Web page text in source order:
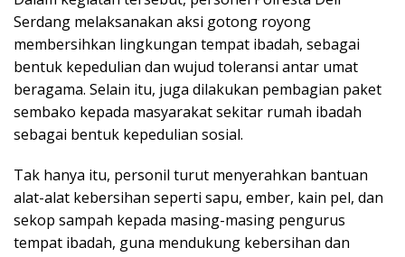
Serdang melaksanakan aksi gotong royong
membersihkan lingkungan tempat ibadah, sebagai
bentuk kepedulian dan wujud toleransi antar umat
beragama. Selain itu, juga dilakukan pembagian paket
sembako kepada masyarakat sekitar rumah ibadah
sebagai bentuk kepedulian sosial.
Tak hanya itu, personil turut menyerahkan bantuan
alat-alat kebersihan seperti sapu, ember, kain pel, dan
sekop sampah kepada masing-masing pengurus
tempat ibadah, guna mendukung kebersihan dan